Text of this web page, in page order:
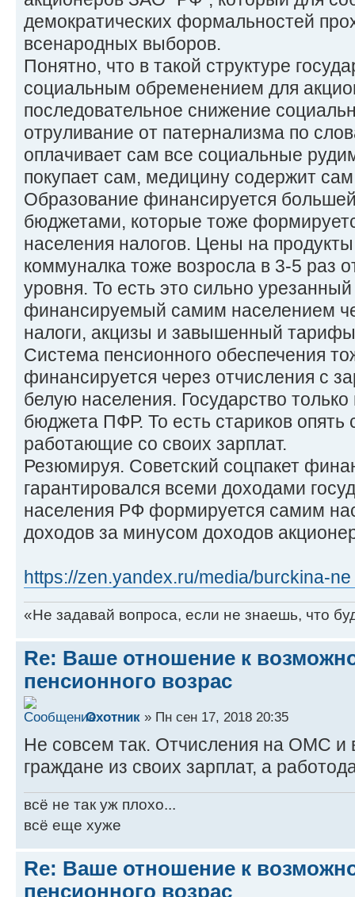
демократических формальностей
всенародных выборов.
Понятно, что в такой структуре
социальным обременением для
последовательное снижение
отруливание от патернализма по
оплачивает сам все социальные
покупает сам, медицину содержит
Образование финансируется
бюджетами, которые тоже
населения налогов. Цены на
коммуналка тоже возросла в 3-5 раз
уровня. То есть это сильно урезанный
финансируемый самим населением
налоги, акцизы и завышенный
Система пенсионного обеспечения
финансируется через отчисления с
белую населения. Государство
бюджета ПФР. То есть стариков опять
работающие со своих зарплат.
Резюмируя. Советский соцпакет
гарантировался всеми доходами
населения РФ формируется самим
доходов за минусом доходов
https://zen.yandex.ru/media/burckina-
«Не задавай вопроса, если не знаешь, что
Re: Ваше отношение к
пенсионного возрас
Охотник » Пн сен 17, 2018 20:35
Не совсем так. Отчисления на ОМС
граждане из своих зарплат, а
всё не так уж плохо...
всё еще хуже
Re: Ваше отношение к
пенсионного возрас